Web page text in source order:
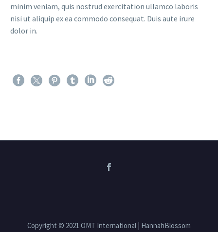
minim veniam, quis nostrud exercitation ullamco laboris
nisi ut aliquip ex ea commodo consequat. Duis aute irure
dolor in.
Copyright © 2021 OMT International | HannahBlossom